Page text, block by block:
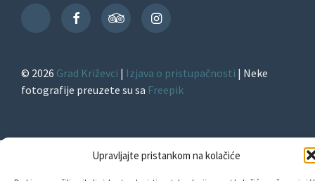
Upravljajte pristankom na kolačiće
TikTok
FacebookTripAdvisorInstagram
© 2026 Grad Križevci | Izjava o pristupačnosti | Neke
fotografije preuzete su sa Freepik